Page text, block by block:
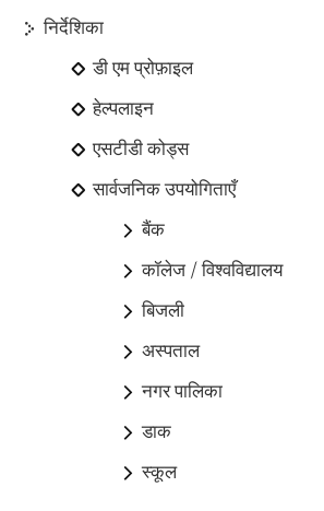
निर्देशिका
डी एम प्रोफ़ाइल
हेल्पलाइन
एसटीडी कोड्स
सार्वजनिक उपयोगिताएँ
बैंक
कॉलेज / विश्वविद्यालय
बिजली
अस्पताल
नगर पालिका
डाक
स्कूल